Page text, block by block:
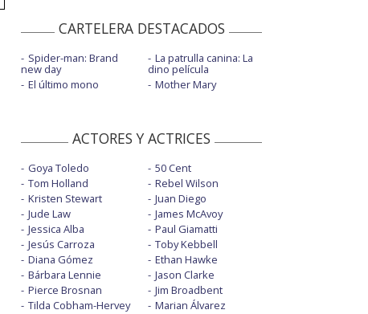
CARTELERA DESTACADOS
Spider-man: Brand
new day
El último mono
La patrulla canina: La
dino película
Mother Mary
ACTORES Y ACTRICES
Goya Toledo
Tom Holland
Kristen Stewart
Jude Law
Jessica Alba
Jesús Carroza
Diana Gómez
Bárbara Lennie
Pierce Brosnan
Tilda Cobham-Hervey
50 Cent
Rebel Wilson
Juan Diego
James McAvoy
Paul Giamatti
Toby Kebbell
Ethan Hawke
Jason Clarke
Jim Broadbent
Marian Álvarez